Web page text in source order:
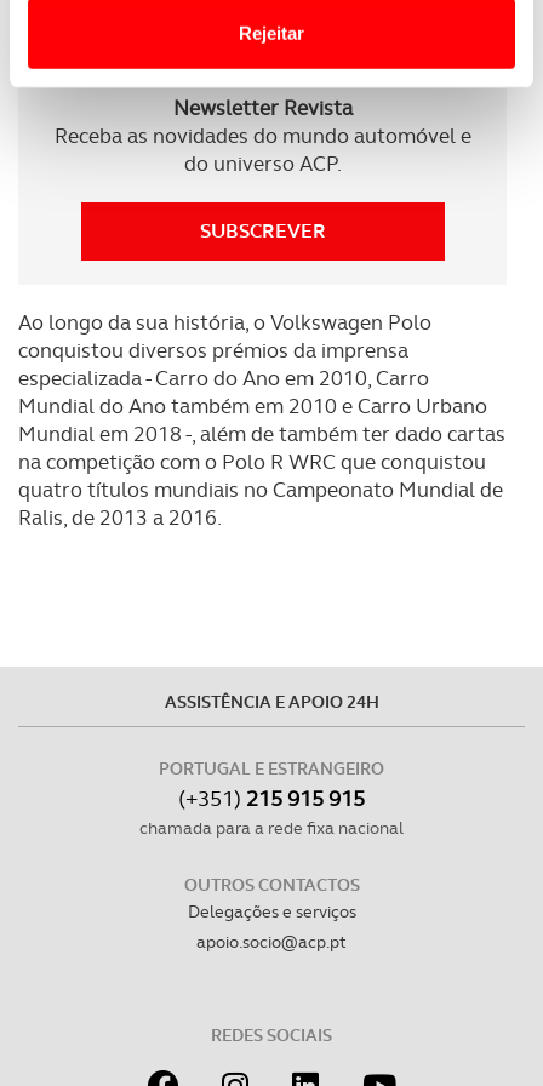
personalizar conteúdos e anúncios, para lhe proporcionar
funcionalidades de redes sociais, bem como para
analisar dados de navegação no nosso website.
Adicionalmente partilhamos informação, relativa à sua
O ACP garantirá que as transferências internacionais de
dados pessoais serão realizadas apenas com o seu
consentimento e quando tal se afigure estritamente
necessário no contexto dos serviços a prestar.
Realçamos que o bloqueio de certo tipo de Cookies e
tecnologias similares pode ter impacto na sua
Rejeitar
limitada Polo GTI Edition 25 para celebrar os 25
Newsletter Revista
Receba as novidades do mundo automóvel e
do universo ACP.
SUBSCREVER
Ao longo da sua história, o Volkswagen Polo
conquistou diversos prémios da imprensa
especializada - Carro do Ano em 2010, Carro
Mundial do Ano também em 2010 e Carro Urbano
Mundial em 2018 -, além de também ter dado cartas
na competição com o Polo R WRC que conquistou
quatro títulos mundiais no Campeonato Mundial de
Ralis, de 2013 a 2016.
ASSISTÊNCIA E APOIO 24H
PORTUGAL E ESTRANGEIRO
(+351) 215 915 915
chamada para a rede fixa nacional
OUTROS CONTACTOS
Delegações e serviços
apoio.socio@acp.pt
REDES SOCIAIS